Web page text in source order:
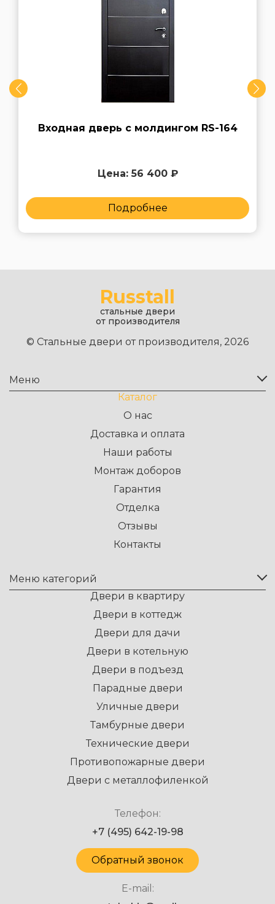
Входная дверь с молдингом RS-164
Цена: 56 400 ₽
Подробнее
Russtall
стальные двери
от производителя
© Стальные двери от производителя, 2026
Меню
Каталог
О нас
Доставка и оплата
Наши работы
Монтаж доборов
Гарантия
Отделка
Отзывы
Контакты
Меню категорий
Двери в квартиру
Двери в коттедж
Двери для дачи
Двери в котельную
Двери в подъезд
Парадные двери
Уличные двери
Тамбурные двери
Технические двери
Противопожарные двери
Двери с металлофиленкой
Телефон:
+7 (495) 642-19-98
Обратный звонок
E-mail: